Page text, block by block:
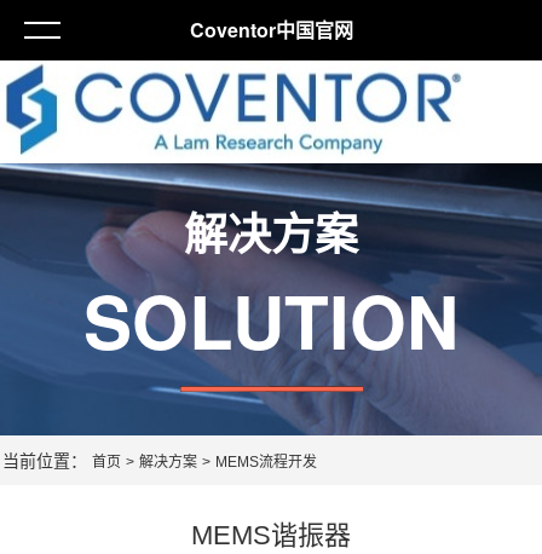
Coventor中国官网
解决方案
SOLUTION
当前位置： 首页 > 解决方案 > MEMS流程开发
MEMS谐振器